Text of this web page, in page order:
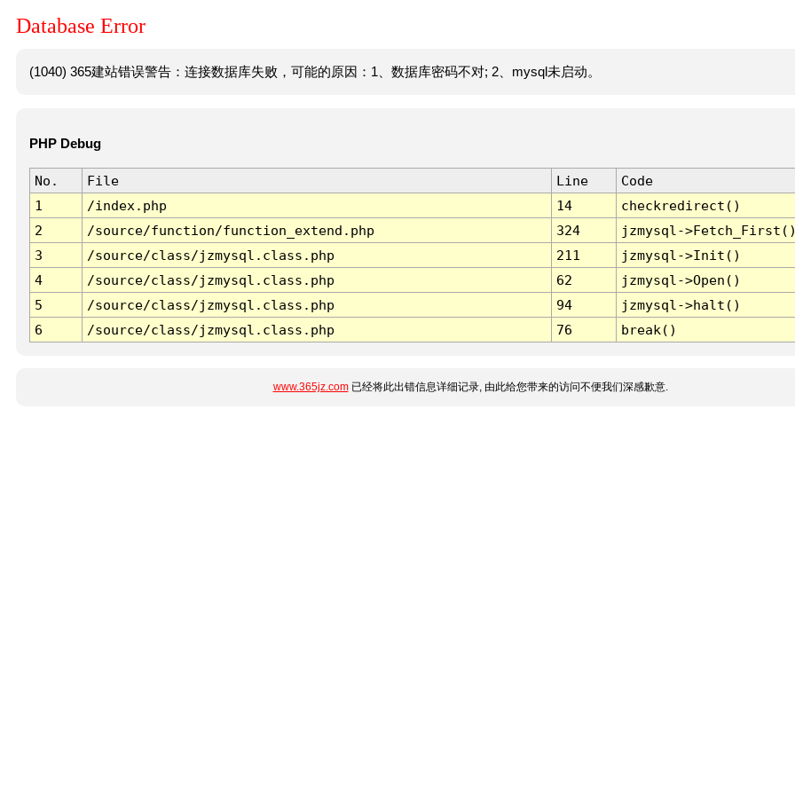
Database Error
(1040) 365建站错误警告：连接数据库失败，可能的原因：1、数据库密码不对; 2、mysql未启动。
PHP Debug
No. File Line
Code
1
/index.php 14
checkredirect()
2
/source/function/function_extend.php 324
jzmysql-
3
/source/class/jzmysql.class.php 211
jzmysql->Init()
4
/source/class/jzmysql.class.php 62
jzmysql->Open()
5
/source/class/jzmysql.class.php 94
jzmysql->halt()
6
/source/class/jzmysql.class.php 76 break()
www.365jz.com已经将此出错信息详细记录, 由此给您带来的访问不便我们深感歉意.